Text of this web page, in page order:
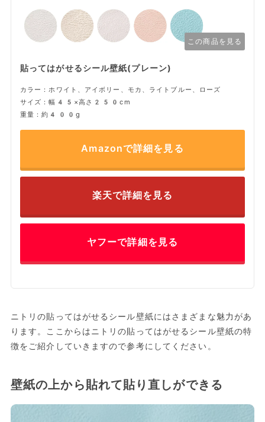
この商品を見る
貼ってはがせるシール壁紙(プレーン)
カラー：ホワイト、アイボリー、モカ、ライトブルー、ローズ
サイズ：幅45×高さ250cm
重量：約400g
Amazonで詳細を見る
楽天で詳細を見る
ヤフーで詳細を見る
ニトリの貼ってはがせるシール壁紙にはさまざまな魅力があ
ります。ここからはニトリの貼ってはがせるシール壁紙の特
徴をご紹介していきますので参考にしてください。
壁紙の上から貼れて貼り直しができる